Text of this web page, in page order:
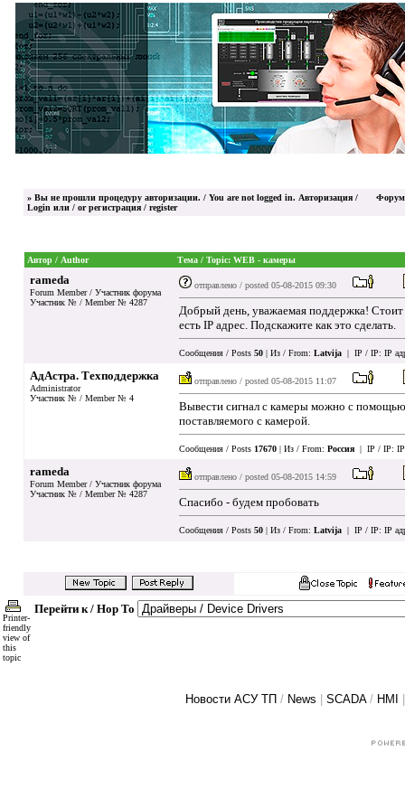
» Вы не прошли процедуру авторизации. / You are not logged in. Авторизация /
Login или / orрегистрация / register
Форум
Автор / Author Тема / Topic: WEB - камеры
rameda
Forum Member / Участник форума
Участник № / Member № 4287
отправлено / posted 05-08-2015 09:30
Добрый день, уважаемая поддержка!
есть IP адрес. Подскажите как это сделать.
Сообщения / Posts 50| Из / From: Latvija| IP / IP: IP
АдАстра. Техподдержка
Administrator
Участник № / Member № 4
отправлено / posted 05-08-2015 11:07
Вывести сигнал с камеры можно с
поставляемого с камерой.
Сообщения / Posts 17670| Из / From: Россия| IP / IP:
rameda
Forum Member / Участник форума
Участник № / Member № 4287
отправлено / posted 05-08-2015 14:59
Спасибо - будем пробовать
Сообщения / Posts 50| Из / From: Latvija| IP / IP: IP
Printer-
friendly
view of
this
topic
Перейти к / Hop To
Новости АСУ ТП / News SCADA/ HMI